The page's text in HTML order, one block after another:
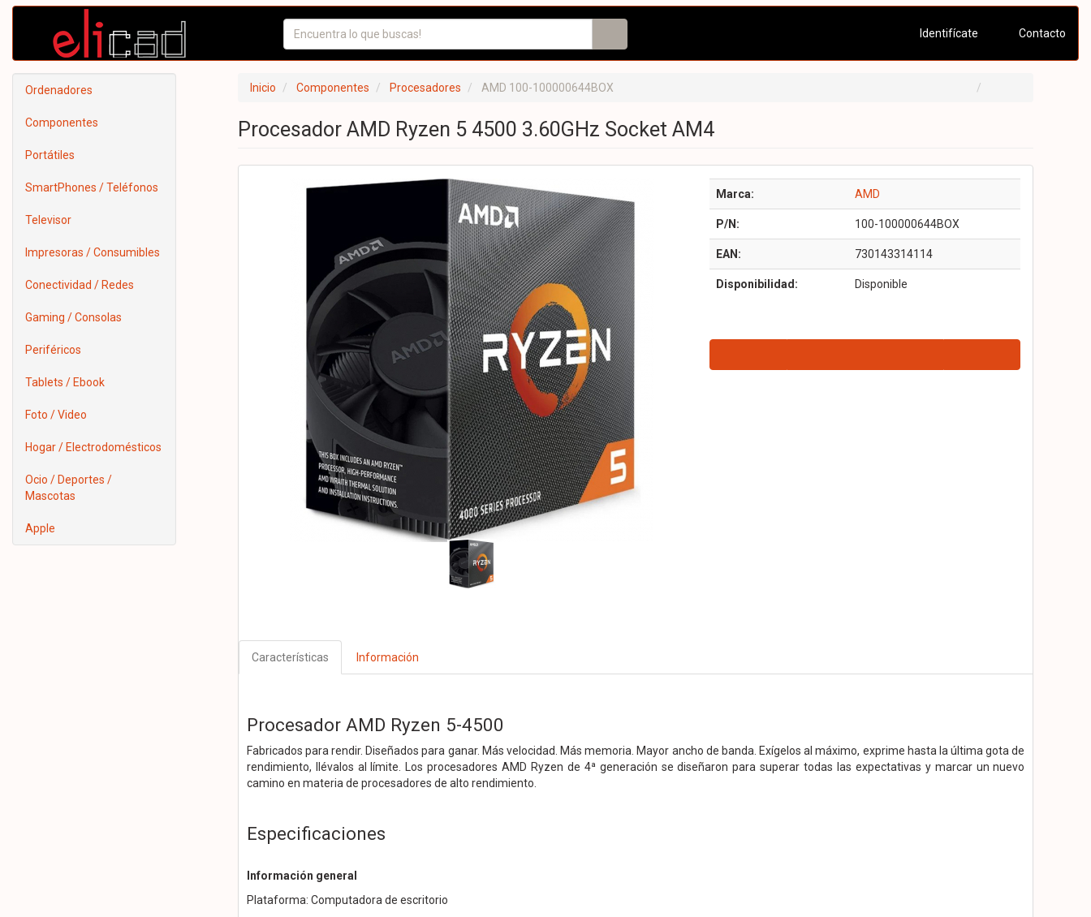
Identifícate Contacto
Ordenadores
Componentes
Portátiles
SmartPhones / Teléfonos
Televisor
Impresoras / Consumibles
Conectividad / Redes
Gaming / Consolas
Periféricos
Tablets / Ebook
Foto / Video
Hogar / Electrodomésticos
Ocio / Deportes /
Mascotas
Apple
Inicio Componentes Procesadores AMD 100-100000644BOX
Procesador AMD Ryzen 5 4500 3.60GHz Socket AM4
Marca: AMD
P/N: 100-100000644BOX
EAN: 730143314114
Disponibilidad: Disponible
Características Información
Procesador AMD Ryzen 5-4500
Fabricados para rendir. Diseñados para ganar. Más velocidad. Más memoria. Mayor ancho de banda. Exígelos al máximo, exprime hasta la última gota de
rendimiento, llévalos al límite. Los procesadores AMD Ryzen de 4ª generación se diseñaron para superar todas las expectativas y marcar un nuevo
camino en materia de procesadores de alto rendimiento.
Especificaciones
Información general
Plataforma: Computadora de escritorio